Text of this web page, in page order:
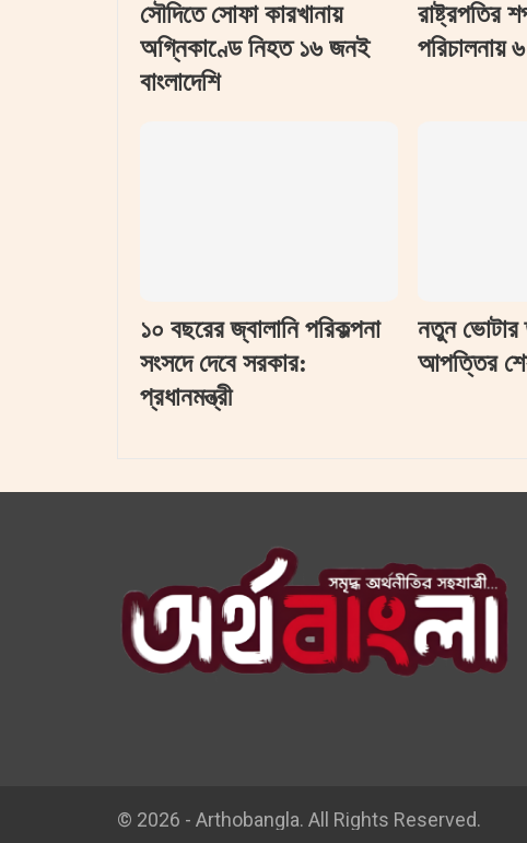
সৌদিতে সোফা কারখানায়
অগ্নিকাণ্ডে নিহত ১৬ জনই
বাংলাদেশি
রাষ্ট্রপতির
পরিচালনায়
১০ বছরের জ্বালানি পরিকল্পনা
সংসদে দেবে সরকার:
প্রধানমন্ত্রী
নতুন ভোটার
আপত্তির
© 2026 - Arthobangla. All Rights Reserved.